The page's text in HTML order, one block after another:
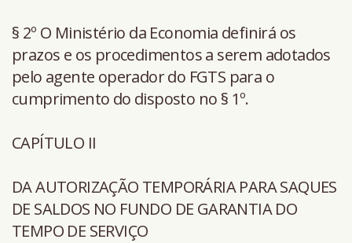
§ 2º O Ministério da Economia definirá os
prazos e os procedimentos a serem adotados
pelo agente operador do FGTS para o
cumprimento do disposto no § 1º.
CAPÍTULO II
DA AUTORIZAÇÃO TEMPORÁRIA PARA SAQUES
DE SALDOS NO FUNDO DE GARANTIA DO
TEMPO DE SERVIÇO